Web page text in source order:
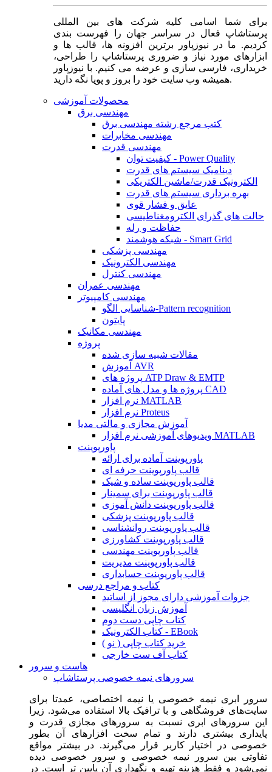
برای شما اسامی کلیه شرکت های بین المللی
پرستاشاپ فعال در سراسر جهان را فهرست بندی
کردیم. ما در نیوزپاور برترین افزونه ها، قالب ها و
ابزارهای مورد نیاز و ضروری پرستاشاپ را طراحی،
خریداری، فارسی سازی و عرضه می کنیم. با نیوزپاور
همیشه وب سایت خود را بروز و پویا نگه دارید.
محصولات آموزشی
مهندسی برق
کتب مرجع رشته مهندسی برق
مهندسی مخابرات
مهندسی قدرت
کیفیت توان - Power Quality
دینامیک سیستم های قدرت
الکترونیک قدرت/ماشین الکتریکی
بهره برداری سیستم های قدرت
عایق و فشار قوی
حالت های گذرای الکترومغناطیسی
حفاظت و رله
شبکه هوشمند - Smart Grid
مهندسی پزشکی
مهندسی الکترونیک
مهندسی کنترل
مهندسی عمران
مهندسی کامپیوتر
شناسایی الگو-Pattern recognition
پایتون
مهندسی مکانیک
پروژه
مقالات شبیه سازی شده
آموزش AVR
پروژه های ATP Draw & EMTP
پروژه ها و مدل های آماده CAD
نرم افزار MATLAB
نرم افزار Proteus
آموزش مجازی و مالتی مدیا
ویدیوهای آموزشی نرم افزار MATLAB
پاورپوینت
پاورپوینت آماده برای ارائه
قالب پاورپوینت حرفه ای
قالب پاورپوینت ساده و شیک
قالب پاورپوینت برای سمینار
قالب پاورپوینت دانش آموزی
قالب پاورپوینت پزشکی
قالب پاورپوینت روانشناسی
قالب پاورپوینت کشاورزی
قالب پاورپوینت مهندسی
قالب پاورپوینت مدیریت
قالب پاورپوینت حسابداری
کتاب و مراجع درسی
جزوات آموزشی دارای مجوز از اساتید
آموزش زبان انگلیسی
کتاب چاپی دست دوم
کتاب الکترونیک - EBook
خرید کتاب چاپی ( نو )
کتاب آف ست خارجی
هاست و سرور
سرورهای نیمه خصوصی پرستاشاپ
سرور ابری نیمه خصوصی یا نیمه اختصاصی، عمدتا برای
سایت‌های فروشگاهی و با ترافیک بالا استفاده می‌شود. زیرا
این سرورهای ابری نسبت به سرورهای مجازی قدرت و
پایداری بیشتری دارند و تمام سخت افزارهای آن بطور
خصوصی در اختیار کاربر قرار می‌گیرند. در بیشتر مواقع
تفاوتی بین سرور نیمه خصوصی و سرور خصوصی دیده
نمی‌شود و فقط هزینه تهیه و نگهداری آن پایین تر است. در